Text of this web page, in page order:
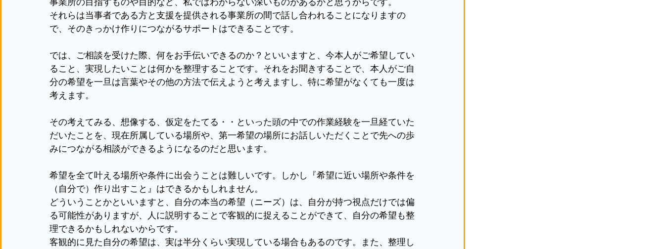
事業所の目指すものや目的など、私ではわからない深いものがあるかと思うからです。
それらは当事者である方と支援を提供される事業所の間で話し合われることになりますの
で、そのきっかけ作りにつながるサポートはできることです。
では、ご相談を受けた際、何をお手伝いできるのか？といいますと、今本人がご希望してい
ること、実現したいことは何かを整理することです。それをお聞きすることで、本人がご自
分の希望を一旦は言葉やその他の方法で伝えようと考えますし、特に希望がなくても一度は
考えます。
その考えてみる、想像する、仮定をたてる・・といった頭の中での作業経験を一旦経ていた
だいたことを、現在所属している場所や、第一希望の場所にお話しいただくことで先への歩
みにつながる相談ができるようになるのだと思います。
希望を全て叶える場所や条件に出会うことは難しいです。しかし『希望に近い場所や条件を
（自分で）作り出すこと』はできるかもしれません。
どういうことかといいますと、自分の本当の希望（ニーズ）は、自分が持つ視点だけでは偏
る可能性がありますが、人に説明することで客観的に捉えることができて、自分の希望も整
理できるかもしれないからです。
客観的に見た自分の希望は、実は半分くらい実現している場合もあるのです。また、整理し